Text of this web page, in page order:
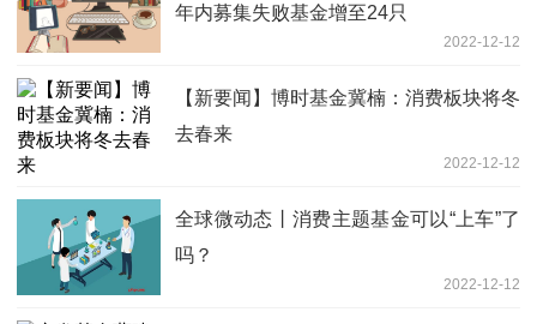
年内募集失败基金增至24只
2022-12-12
【新要闻】博时基金冀楠：消费板块将冬
去春来
2022-12-12
全球微动态丨消费主题基金可以“上车”了
吗？
2022-12-12